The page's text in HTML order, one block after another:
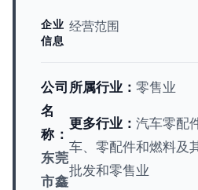
企业
信息
经营范围
公司
名
称：
东莞
市鑫
所属行业： 零售业
更多行业： 汽车零配
车、零配件和燃料及
批发和零售业